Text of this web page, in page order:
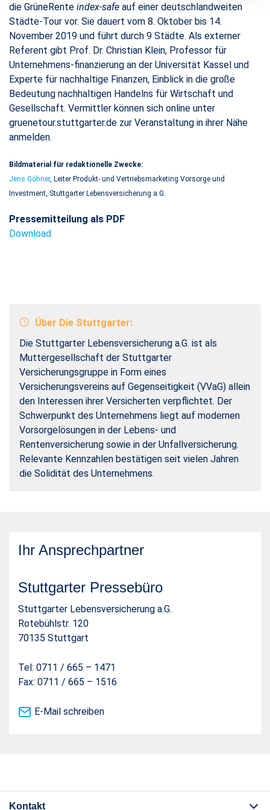
die GrüneRente index-safe auf einer deutschlandweiten
Städte-Tour vor. Sie dauert vom 8. Oktober bis 14.
November 2019 und führt durch 9 Städte. Als externer
Referent gibt Prof. Dr. Christian Klein, Professor für
Unternehmens-finanzierung an der Universität Kassel und
Experte für nachhaltige Finanzen, Einblick in die große
Bedeutung nachhaltigen Handelns für Wirtschaft und
Gesellschaft. Vermittler können sich online unter
gruenetour.stuttgarter.de zur Veranstaltung in ihrer Nähe
anmelden.
Bildmaterial für redaktionelle Zwecke:
Jens Göhner, Leiter Produkt- und Vertriebsmarketing Vorsorge und
Investment, Stuttgarter Lebensversicherung a.G.
Pressemitteilung als PDF
Download
Über Die Stuttgarter:
Die Stuttgarter Lebensversicherung a.G. ist als
Muttergesellschaft der Stuttgarter
Versicherungsgruppe in Form eines
Versicherungsvereins auf Gegenseitigkeit (VVaG) allein
den Interessen ihrer Versicherten verpflichtet. Der
Schwerpunkt des Unternehmens liegt auf modernen
Vorsorgelösungen in der Lebens- und
Rentenversicherung sowie in der Unfallversicherung.
Relevante Kennzahlen bestätigen seit vielen Jahren
die Solidität des Unternehmens.
Ihr Ansprechpartner
Stuttgarter Pressebüro
Stuttgarter Lebensversicherung a.G.
Rotebühlstr. 120
70135 Stuttgart
Tel: 0711 / 665 – 1471
Fax: 0711 / 665 – 1516
E-Mail schreiben
Kontakt